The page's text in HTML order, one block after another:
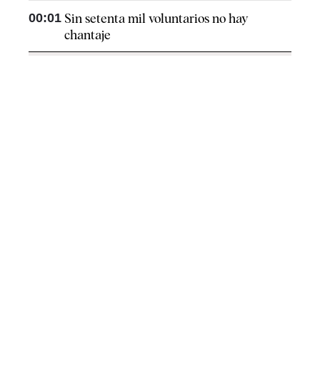
00:01 Sin setenta mil voluntarios no hay
chantaje